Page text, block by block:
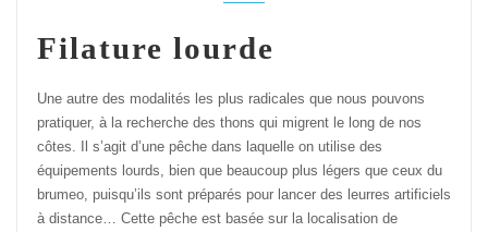
Filature lourde
Une autre des modalités les plus radicales que nous pouvons
pratiquer, à la recherche des thons qui migrent le long de nos
côtes. Il s’agit d’une pêche dans laquelle on utilise des
équipements lourds, bien que beaucoup plus légers que ceux du
brumeo, puisqu’ils sont préparés pour lancer des leurres artificiels
à distance… Cette pêche est basée sur la localisation de